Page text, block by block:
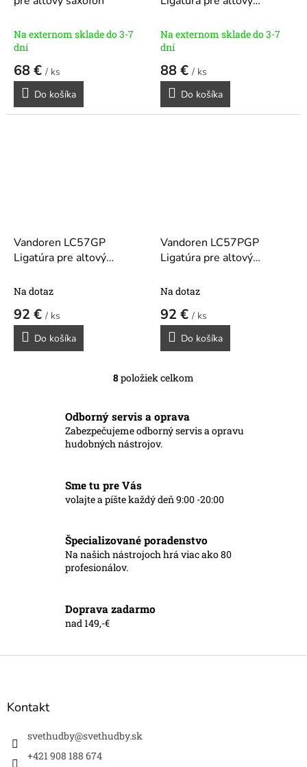
Na externom sklade do 3-7
dní
68 € / ks
Do košíka
Na externom sklade do 3-7
dní
88 € / ks
Do košíka
Vandoren LC57GP
Ligatúra pre altový
Na dotaz
92 € / ks
Do košíka
Vandoren LC57PGP
Ligatúra pre altový
Na dotaz
92 € / ks
Do košíka
O
á
d
a
p
k
y
i
s
8položiek celkom
Odborný servis a oprava
Zabezpečujeme odborný servis a opravu
hudobných nástrojov.
Sme tu pre Vás
volajte a píšte každý deň 9:00 -20:00
Špecializované poradenstvo
Na našich nástrojoch hrá viac ako 80
profesionálov.
Doprava zadarmo
nad 149,-€
Z
Kontakt
svethudby@svethudby.sk
+421 908 188 674